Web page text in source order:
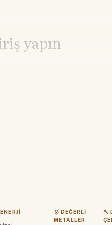
yapın
🥇 DEĞERLI
METALLER
🔨